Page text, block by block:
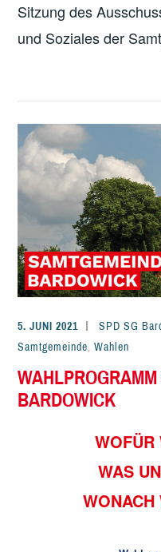
Sitzung des
und Soziales der
5. JUNI 2021 SPD SG
Samtgemeinde,Wahlen
BARDOWICK
WOFÜR
WAS
WONACH